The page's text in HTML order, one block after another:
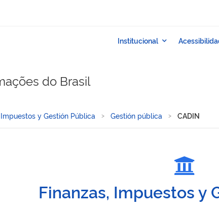
do Brasil
y Gestión Pública Gestión pública CADIN
Finanzas, Impuestos y